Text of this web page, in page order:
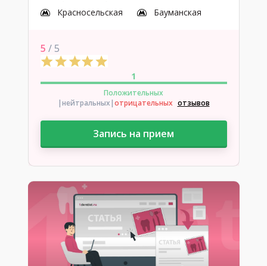
Красносельская
Бауманская
5 / 5
1
Положительных
|нейтральных|отрицательных отзывов
Запись на прием